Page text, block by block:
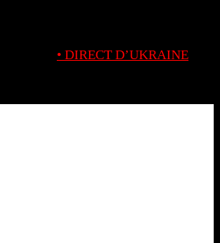
• DIRECT D’UKRAINE